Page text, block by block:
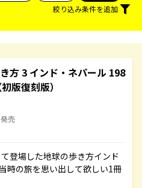
絞り込み条件を追加
方 3 インド・ネパール 198
版復刻版）
売
登場した地球の歩き方インド
の旅を思い出して欲しい1冊